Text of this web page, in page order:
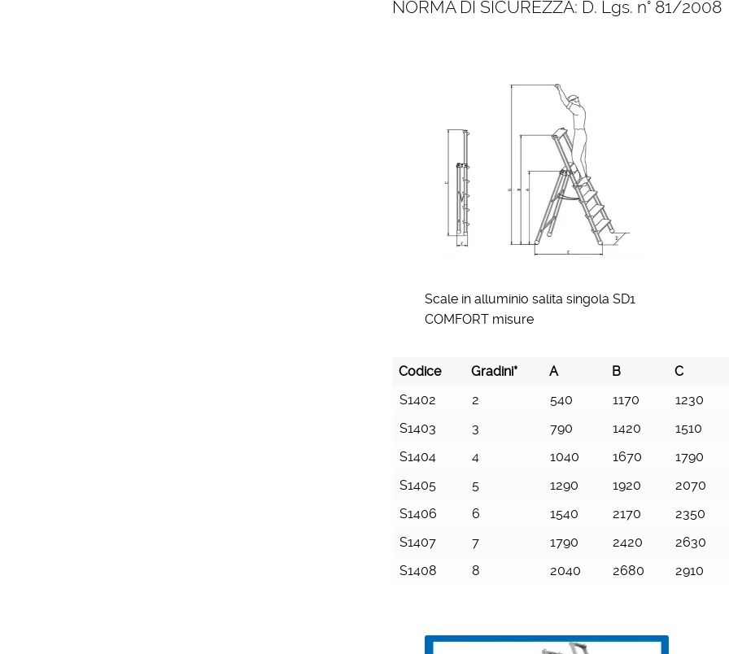
NORMA DI SICUREZZA: D. Lgs. n° 81/2008
Scale in alluminio salita singola SD1
COMFORT misure
Codice Gradini* A B C
Codice
Gradini* A B C
S1402 2 540 1170 1230
S1403
3 790 1420 1510
S1404
4 1040 1670 1790
S1405
5 1290 1920 2070
S1406
6 1540 2170 2350
S1407
7 1790 2420 2630
S1408
8 2040 2680 2910